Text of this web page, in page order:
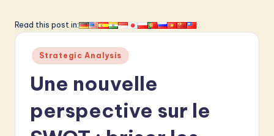
li
A
Read this post in:
Posted
in
Strategic Analysis
Une nouvelle
perspective sur le